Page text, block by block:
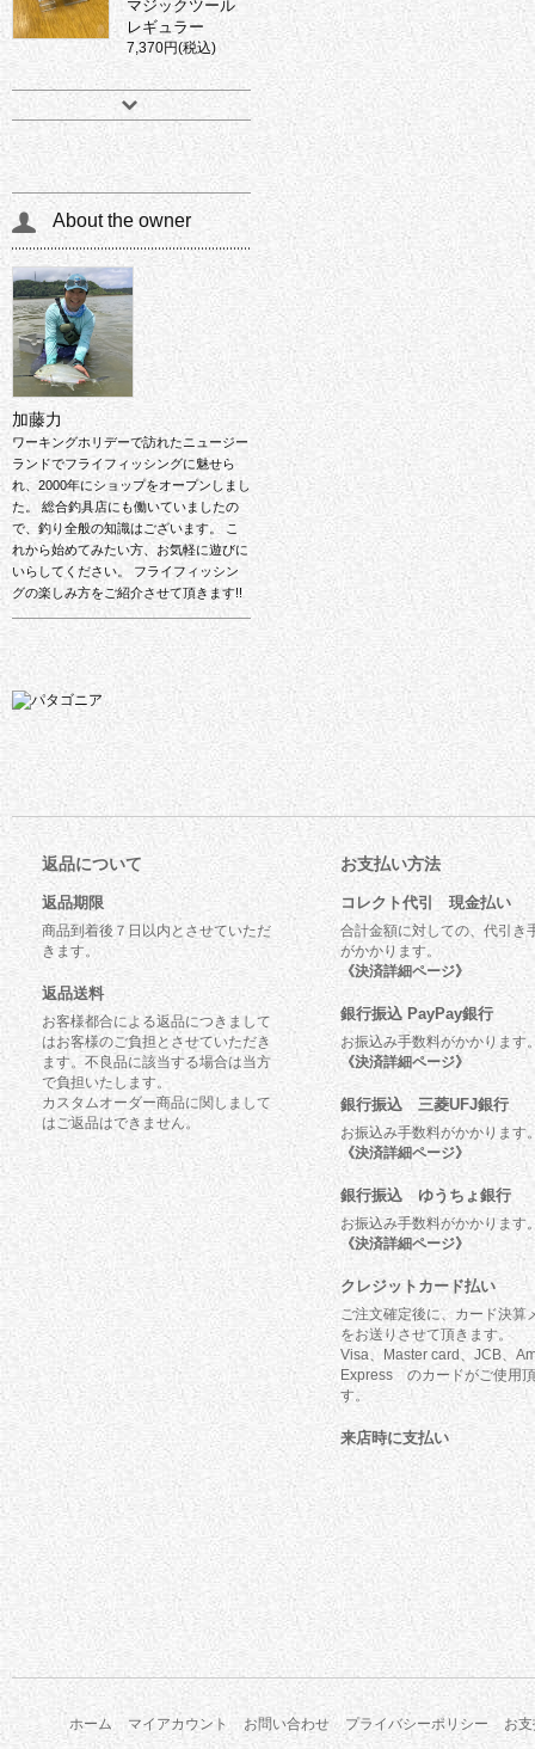
マジックツール
レギュラー
7,370円(税込)
About the owner
加藤力
ワーキングホリデーで訪れたニュージー
ランドでフライフィッシングに魅せら
れ、2000年にショップをオープンしまし
た。 総合釣具店にも働いていましたの
で、釣り全般の知識はございます。 こ
れから始めてみたい方、お気軽に遊びに
いらしてください。 フライフィッシン
グの楽しみ方をご紹介させて頂きます!!
返品について
返品期限
商品到着後７日以内とさせていただ
きます。
返品送料
お客様都合による返品につきまして
はお客様のご負担とさせていただき
ます。不良品に該当する場合は当方
で負担いたします。
カスタムオーダー商品に関しまして
はご返品はできません。
お支払い方法
コレクト代引 現金払い
合計金額に対しての、代引き
がかかります。
《決済詳細ページ》
銀行振込 PayPay銀行
お振込み手数料がかかります
《決済詳細ページ》
銀行振込 三菱UFJ銀行
お振込み手数料がかかります
《決済詳細ページ》
銀行振込 ゆうちょ銀行
お振込み手数料がかかります
《決済詳細ページ》
クレジットカード払い
ご注文確定後に、カード決算
をお送りさせて頂きます。
Visa、Master card、JCB、
Express のカードがご使用
す。
来店時に支払い
ホーム マイアカウント お問い合わせ プライバシーポリシー お